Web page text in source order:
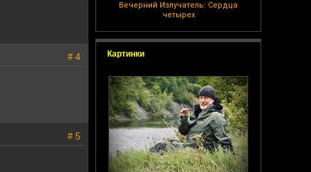
Вечерний Излучатель: Сердца
четырех
Картинки
# 4
# 5